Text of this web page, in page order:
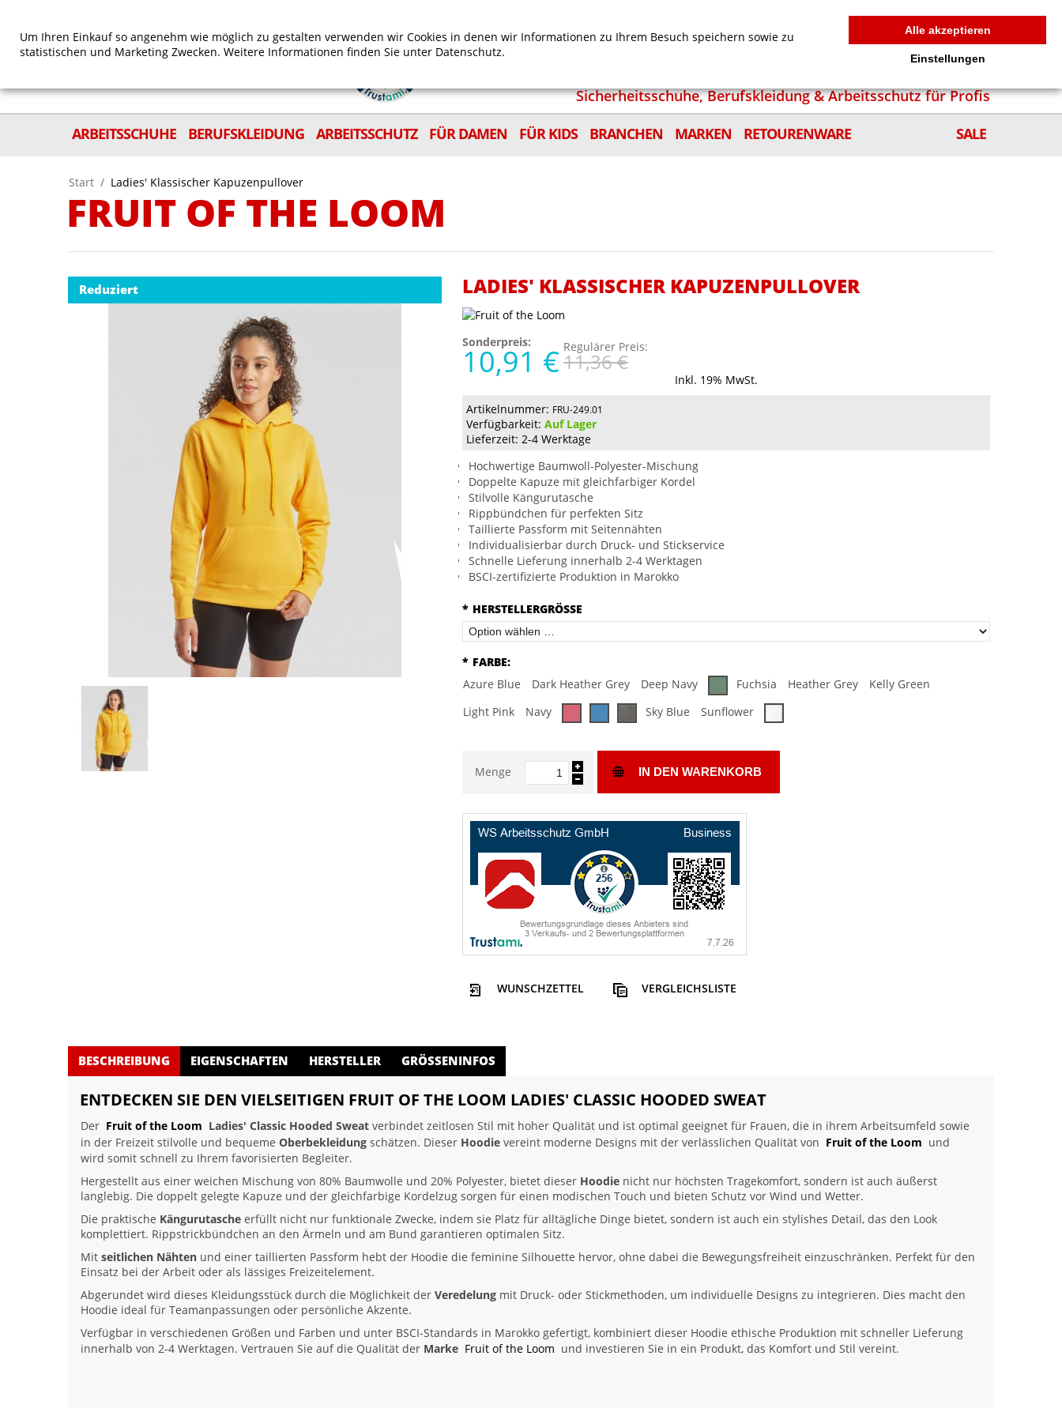
MEIN WARENKORB 0
Sicherheitsschuhe, Berufskleidung & Arbeitsschutz für Profis
ARBEITSSCHUHE
BERUFSKLEIDUNG ARBEITSSCHUTZ FÜR DAMEN FÜR KIDS BRANCHEN MARKEN RETOURENWARE SALE
Start / Ladies' Klassischer Kapuzenpullover
FRUIT OF THE LOOM
Reduziert LADIES' KLASSISCHER KAPUZENPULLOVER
Sonderpreis:
10,91 € Regulärer Preis:
11,36 €
Inkl. 19% MwSt.
Artikelnummer: FRU-249.01
Verfügbarkeit: Auf Lager
Lieferzeit: 2-4 Werktage
Hochwertige Baumwoll-Polyester-Mischung
Doppelte Kapuze mit gleichfarbiger Kordel
Stilvolle Kängurutasche
Rippbündchen für perfekten Sitz
Taillierte Passform mit Seitennähten
Individualisierbar durch Druck- und Stickservice
Schnelle Lieferung innerhalb 2-4 Werktagen
BSCI-zertifizierte Produktion in Marokko
* HERSTELLERGRÖSSE
* FARBE:
Azure Blue
Dark Heather Grey Deep Navy Fuchsia Heather Grey
Kelly Green
Light Pink
Navy Sky Blue Sunflower
Menge IN DEN WARENKORB
WUNSCHZETTEL VERGLEICHSLISTE
BESCHREIBUNG EIGENSCHAFTEN HERSTELLER GRÖSSENINFOS
ENTDECKEN SIE DEN VIELSEITIGEN FRUIT OF THE LOOM LADIES' CLASSIC HOODED SWEAT
Der Fruit of the Loom Ladies' Classic Hooded Sweat verbindet zeitlosen Stil mit hoher Qualität und ist optimal geeignet für Frauen, die in ihrem Arbeitsumfeld sowie
in der Freizeit stilvolle und bequeme Oberbekleidung schätzen. Dieser Hoodie vereint moderne Designs mit der verlässlichen Qualität von Fruit of the Loom und
wird somit schnell zu Ihrem favorisierten Begleiter.
Hergestellt aus einer weichen Mischung von 80% Baumwolle und 20% Polyester, bietet dieser Hoodie nicht nur höchsten Tragekomfort, sondern ist auch äußerst
langlebig. Die doppelt gelegte Kapuze und der gleichfarbige Kordelzug sorgen für einen modischen Touch und bieten Schutz vor Wind und Wetter.
Die praktische Kängurutasche erfüllt nicht nur funktionale Zwecke, indem sie Platz für alltägliche Dinge bietet, sondern ist auch ein stylishes Detail, das den Look
komplettiert. Rippstrickbündchen an den Ärmeln und am Bund garantieren optimalen Sitz.
Mit seitlichen Nähten und einer taillierten Passform hebt der Hoodie die feminine Silhouette hervor, ohne dabei die Bewegungsfreiheit einzuschränken. Perfekt für den
Einsatz bei der Arbeit oder als lässiges Freizeitelement.
Abgerundet wird dieses Kleidungsstück durch die Möglichkeit der Veredelung mit Druck- oder Stickmethoden, um individuelle Designs zu integrieren. Dies macht den
Hoodie ideal für Teamanpassungen oder persönliche Akzente.
Verfügbar in verschiedenen Größen und Farben und unter BSCI-Standards in Marokko gefertigt, kombiniert dieser Hoodie ethische Produktion mit schneller Lieferung
innerhalb von 2-4 Werktagen. Vertrauen Sie auf die Qualität der Marke Fruit of the Loom und investieren Sie in ein Produkt, das Komfort und Stil vereint.
Um Ihren Einkauf so angenehm wie möglich zu gestalten verwenden wir Cookies in denen wir Informationen zu Ihrem Besuch speichern sowie zu
statistischen und Marketing Zwecken. Weitere Informationen finden Sie unter Datenschutz.
Alle akzeptieren
Einstellungen